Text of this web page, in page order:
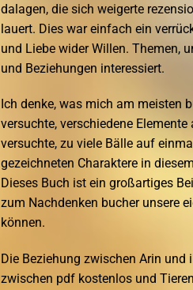
dalagen, die sich weigerte
lauert. Dies war einfach ein
und Liebe wider Willen. Themen,
und Beziehungen interessiert.
Ich denke, was mich am meisten
versuchte, verschiedene
versuchte, zu viele Bälle auf
gezeichneten Charaktere in
Dieses Buch ist ein großartiges
zum Nachdenken bucher unsere
können.
Die Beziehung zwischen Arin
zwischen pdf kostenlos und